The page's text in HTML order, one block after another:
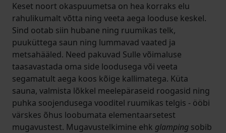
Keset noort okaspuumetsa on hea korraks elu
rahulikumalt võtta ning veeta aega looduse keskel.
Sind ootab siin hubane ning ruumikas telk,
puuküttega saun ning lummavad vaated ja
metsahääled. Need pakuvad Sulle võimaluse
taasavastada oma side loodusega või veeta
segamatult aega koos kõige kallimatega. Küta
sauna, valmista lõkkel meelepäraseid roogasid ning
puhka soojendusega vooditel ruumikas telgis - ööbi
värskes õhus loobumata elementaarsetest
mugavustest. Mugavustelkimine ehk glamping sobib